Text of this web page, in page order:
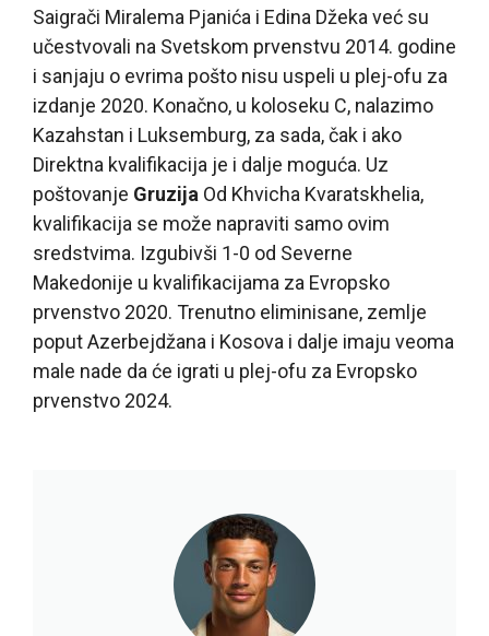
Saigrači Miralema Pjanića i Edina Džeka već su
učestvovali na Svetskom prvenstvu 2014. godine
i sanjaju o evrima pošto nisu uspeli u plej-ofu za
izdanje 2020. Konačno, u koloseku C, nalazimo
Kazahstan i Luksemburg, za sada, čak i ako
Direktna kvalifikacija je i dalje moguća. Uz
poštovanje Gruzija Od Khvicha Kvaratskhelia,
kvalifikacija se može napraviti samo ovim
sredstvima. Izgubivši 1-0 od Severne
Makedonije u kvalifikacijama za Evropsko
prvenstvo 2020. Trenutno eliminisane, zemlje
poput Azerbejdžana i Kosova i dalje imaju veoma
male nade da će igrati u plej-ofu za Evropsko
prvenstvo 2024.